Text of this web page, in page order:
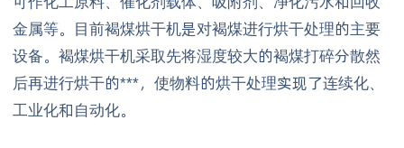
金属等。目前褐煤烘干机是对褐煤进行烘干处理的主要
设备。褐煤烘干机采取先将湿度较大的褐煤打碎分散然
后再进行烘干的***，使物料的烘干处理实现了连续化、
工业化和自动化。